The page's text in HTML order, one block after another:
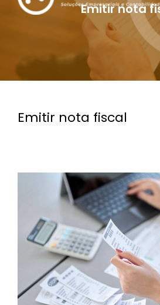
Emitir nota
Emitir nota fiscal